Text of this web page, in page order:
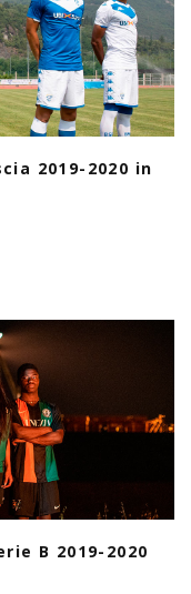
2019-2020 in
B 2019-2020